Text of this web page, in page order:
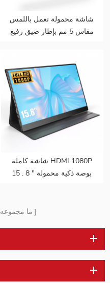
شاشة محمولة تعمل باللمس
مقاس 5 مم بإطار ضيق رفيع
شاشة كاملة HDMI 1080P
15 . 8 " بوصة ذكية محمولة
ما مجموعه